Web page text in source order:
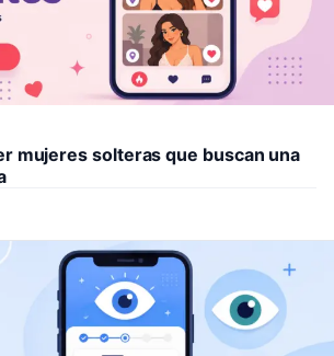
mujeres solteras que buscan una